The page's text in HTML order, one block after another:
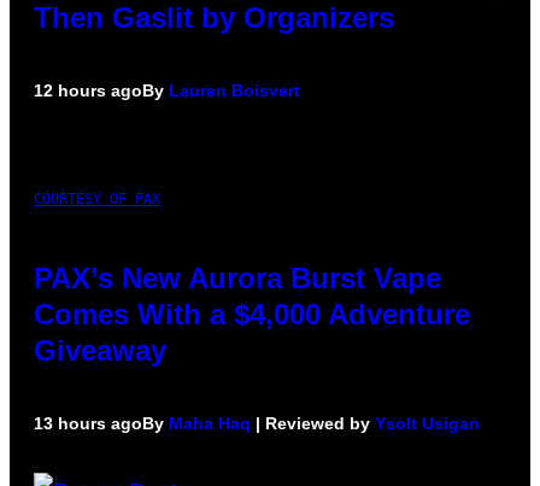
Then Gaslit by Organizers
12 hours agoBy Lauren Boisvert
COURTESY OF PAX
PAX’s New Aurora Burst Vape
Comes With a $4,000 Adventure
Giveaway
13 hours agoBy Maha Haq | Reviewed by Ysolt Usigan